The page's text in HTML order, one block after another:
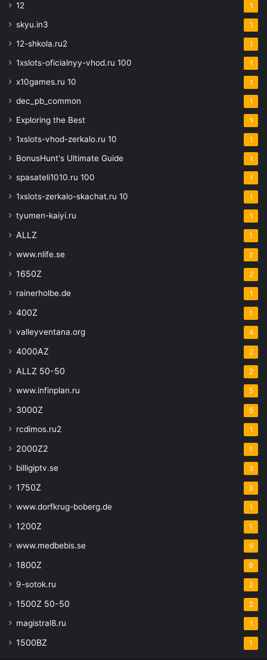
12 1
skyu.in3 1
12-shkola.ru2 1
1xslots-oficialnyy-vhod.ru 100 1
x10games.ru 10 1
dec_pb_common 1
Exploring the Best 1
1xslots-vhod-zerkalo.ru 10 1
BonusHunt's Ultimate Guide 1
spasateli1010.ru 100 1
1xslots-zerkalo-skachat.ru 10 1
tyumen-kaiyi.ru 1
ALLZ 1
www.nlife.se 2
1650Z 2
rainerholbe.de 1
400Z 1
valleyventana.org 4
4000AZ 2
ALLZ 50-50 2
www.infinplan.ru 5
3000Z 5
rcdimos.ru2 1
2000Z2 1
billigiptv.se 3
1750Z 3
www.dorfkrug-boberg.de 1
1200Z 1
www.medbebis.se 9
1800Z 9
9-sotok.ru 2
1500Z 50-50 2
magistral8.ru 1
1500BZ 1